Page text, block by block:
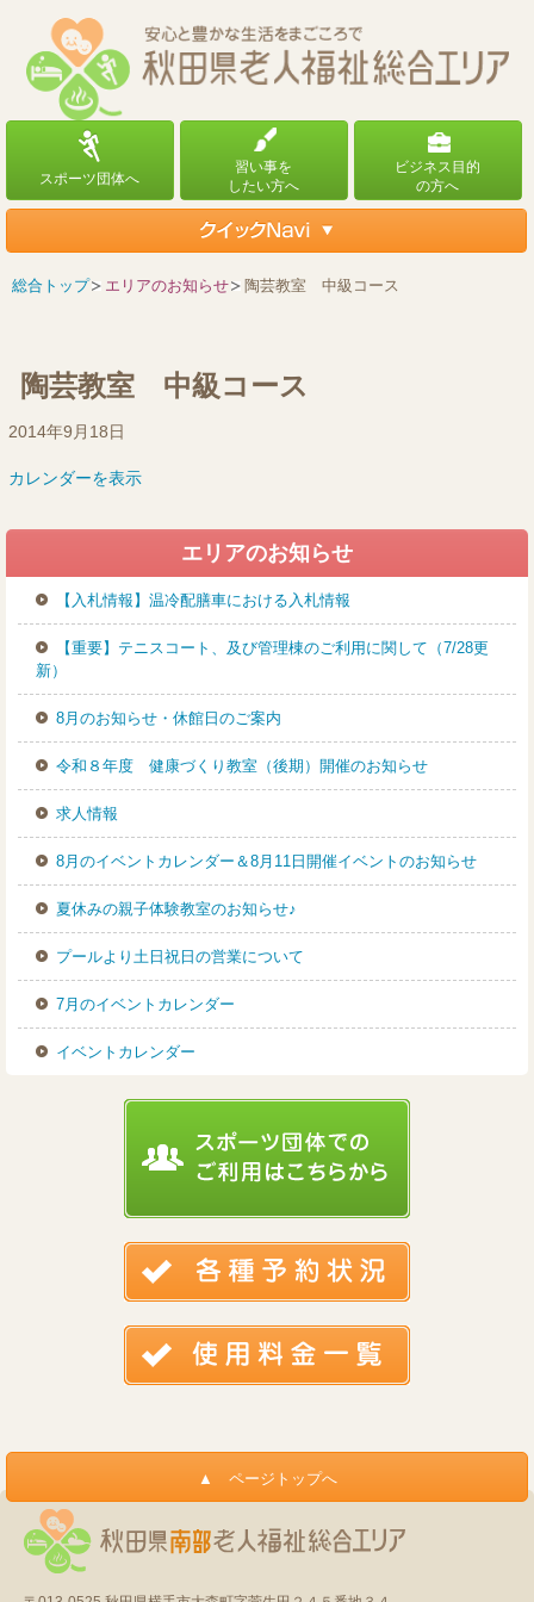
陶芸教室 中級コース
陶
教
級
2014年9月18日
カレンダーを表示
総合トップ エリアのお知らせ 陶芸教室 中級コース
エリアのお知らせ
【入札情報】温冷配膳車における入札情報
【重要】テニスコート、及び管理棟のご利用に関して（7/28更
新）
8月のお知らせ・休館日のご案内
令和８年度 健康づくり教室（後期）開催のお知らせ
求人情報
8月のイベントカレンダー＆8月11日開催イベントのお知らせ
夏休みの親子体験教室のお知らせ♪
プールより土日祝日の営業について
7月のイベントカレンダー
イベントカレンダー